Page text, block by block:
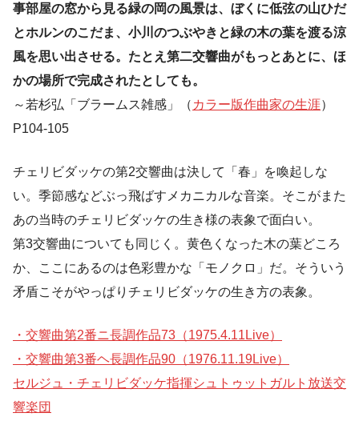
事部屋の窓から見る緑の岡の風景は、ぼくに低弦の山ひだ
とホルンのこだま、小川のつぶやきと緑の木の葉を渡る涼
風を思い出させる。たとえ第二交響曲がもっとあとに、ほ
かの場所で完成されたとしても。
～若杉弘「ブラームス雑感」（ カラー版作曲家の生涯）
P104-105
チェリビダッケの第2交響曲は決して「春」を喚起しな
い。季節感などぶっ飛ばすメカニカルな音楽。そこがまた
あの当時のチェリビダッケの生き様の表象で面白い。
第3交響曲についても同じく。黄色くなった木の葉どころ
か、ここにあるのは色彩豊かな「モノクロ」だ。そういう
矛盾こそがやっぱりチェリビダッケの生き方の表象。
・交響曲第2番ニ長調作品73（1975.4.11Live）
・交響曲第3番ヘ長調作品90（1976.11.19Live）
セルジュ・チェリビダッケ指揮シュトゥットガルト放送交
響楽団